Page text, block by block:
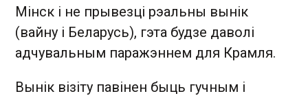
Мінск і не прывезці рэальны вынік
(вайну і Беларусь), гэта будзе даволі
адчувальным паражэннем для Крамля.
Вынік візіту павінен быць гучным і